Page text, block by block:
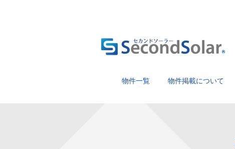
物件一覧 物件掲載について